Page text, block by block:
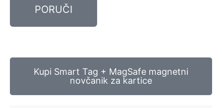
PORUČI
Kupi Smart Tag + MagSafe magnetni
novčanik za kartice